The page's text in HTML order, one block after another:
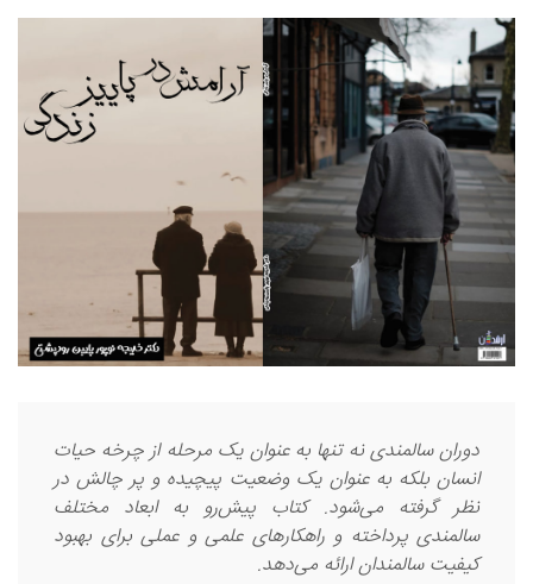
Narkolog na dom_kipt Narkolog na dom_kipt گرامی :
۱۴۰۵/۵/۱۷
Narkolog na dom_idSi Narkolog na dom_idSi گرامی :
درخواست استخدام شما با موفقیت انجام شد ساعت ۴:۵:۴۹ تاریخ
۱۴۰۵/۵/۱۷
۱۴۰۵/۵/۱۷
دوران سالمندی نه تنها به عنوان یک مرحله از چر‌خه حیات
انسان بلکه به عنوان یک وضعیت پیچیده و پر چالش در
نظر گرفته می‌شود. کتاب پیش‌رو به ابعاد مختلف
سالمندی پرداخته و راهکارهای علمی و عملی برای بهبود
کیفیت سالمندان ارائه می‌دهد.